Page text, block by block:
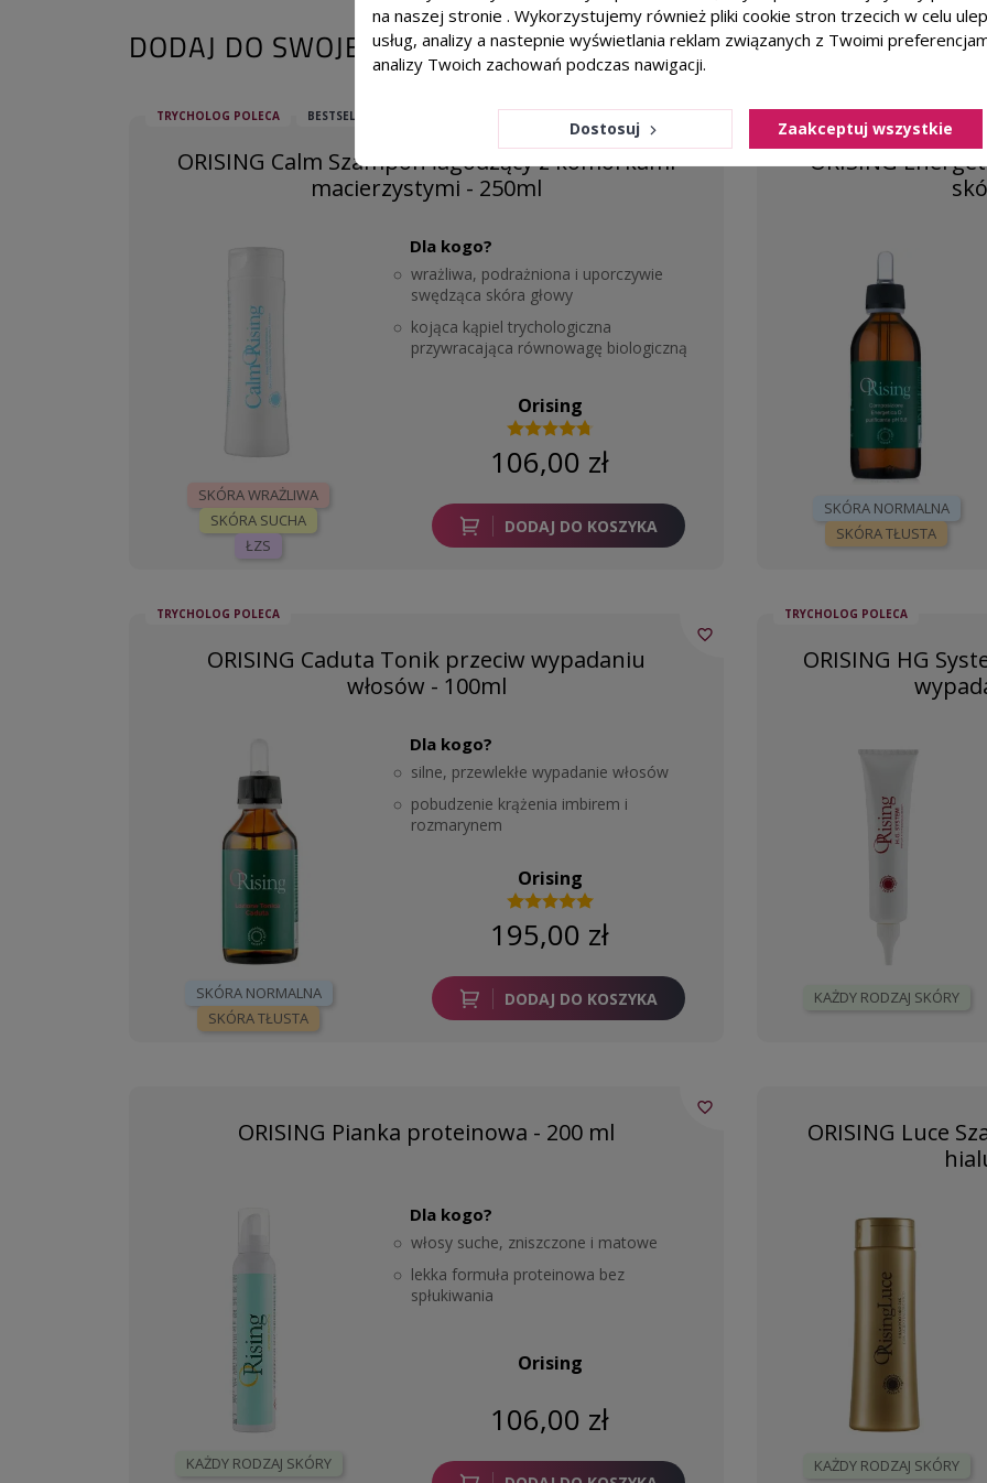
DODAJ DO SWOJEJ KURACJI
TRYCHOLOG POLECA BESTSELLER
ORISING Calm Szampon łagodzący z komórkami
macierzystymi - 250ml
SKÓRA WRAŻLIWA
SKÓRA SUCHA
ŁZS
Dla kogo?
wrażliwa, podrażniona i uporczywie
swędząca skóra głowy
kojąca kąpiel trychologiczna
przywracająca równowagę biologiczną
Orising
106,00 zł
DODAJ DO KOSZYKA
ORISING
SKÓRA NORMALNA
SKÓRA TŁUSTA
TRYCHOLOG POLECA
ORISING Caduta Tonik przeciw wypadaniu
włosów - 100ml
SKÓRA NORMALNA
SKÓRA TŁUSTA
Dla kogo?
silne, przewlekłe wypadanie włosów
pobudzenie krążenia imbirem i
rozmarynem
Orising
195,00 zł
DODAJ DO KOSZYKA
favorite_border
TRYCHOLOG POLECA
ORISING HG
KAŻDY RODZAJ SKÓRY
ORISING Pianka proteinowa - 200 ml
KAŻDY RODZAJ SKÓRY
Dla kogo?
włosy suche, zniszczone i matowe
lekka formuła proteinowa bez
spłukiwania
Orising
106,00 zł
favorite_border
ORISING Luce
KAŻDY RODZAJ SKÓRY
na naszej stronie . Wykorzystujemy również pliki cookie stron trzecich w celu
usług, analizy a nastepnie wyświetlania reklam związanych z Twoimi
analizy Twoich zachowań podczas nawigacji.
Dostosuj Zaakceptuj wszystkie